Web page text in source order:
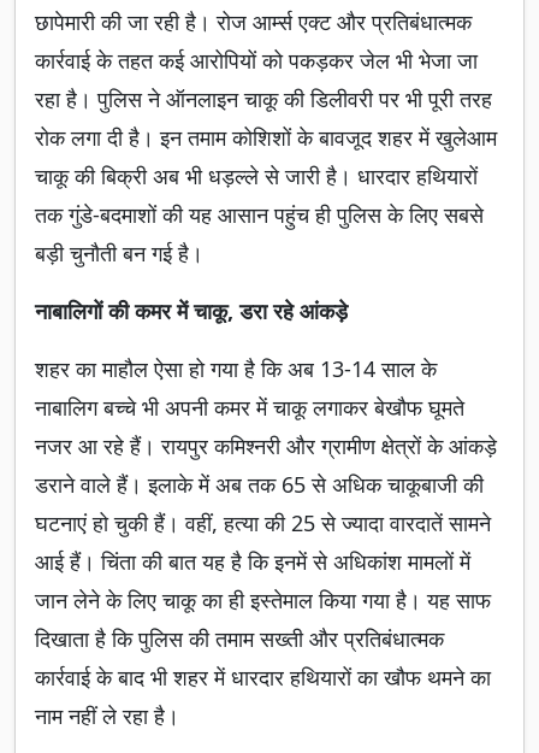
छापेमारी की जा रही है। रोज आर्म्स एक्ट और प्रतिबंधात्मक
कार्रवाई के तहत कई आरोपियों को पकड़कर जेल भी भेजा जा
रहा है। पुलिस ने ऑनलाइन चाकू की डिलीवरी पर भी पूरी तरह
रोक लगा दी है। इन तमाम कोशिशों के बावजूद शहर में खुलेआम
चाकू की बिक्री अब भी धड़ल्ले से जारी है। धारदार हथियारों
तक गुंडे-बदमाशों की यह आसान पहुंच ही पुलिस के लिए सबसे
बड़ी चुनौती बन गई है।
नाबालिगों की कमर में चाकू, डरा रहे आंकड़े
शहर का माहौल ऐसा हो गया है कि अब 13-14 साल के
नाबालिग बच्चे भी अपनी कमर में चाकू लगाकर बेखौफ घूमते
नजर आ रहे हैं। रायपुर कमिश्नरी और ग्रामीण क्षेत्रों के आंकड़े
डराने वाले हैं। इलाके में अब तक 65 से अधिक चाकूबाजी की
घटनाएं हो चुकी हैं। वहीं, हत्या की 25 से ज्यादा वारदातें सामने
आई हैं। चिंता की बात यह है कि इनमें से अधिकांश मामलों में
जान लेने के लिए चाकू का ही इस्तेमाल किया गया है। यह साफ
दिखाता है कि पुलिस की तमाम सख्ती और प्रतिबंधात्मक
कार्रवाई के बाद भी शहर में धारदार हथियारों का खौफ थमने का
नाम नहीं ले रहा है।